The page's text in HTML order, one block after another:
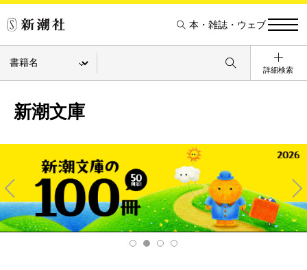
本・雑誌・ウェブ
詳細検索
新潮文庫
Pre
v
Ne
xt